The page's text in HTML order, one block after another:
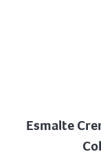
Esmalte